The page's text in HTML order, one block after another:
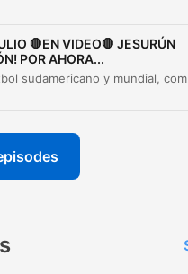
al fútbol de hoy
visión estratégica y pionera del
🛑EN VIDEO🛑 JESURÚN
POR AHORA...